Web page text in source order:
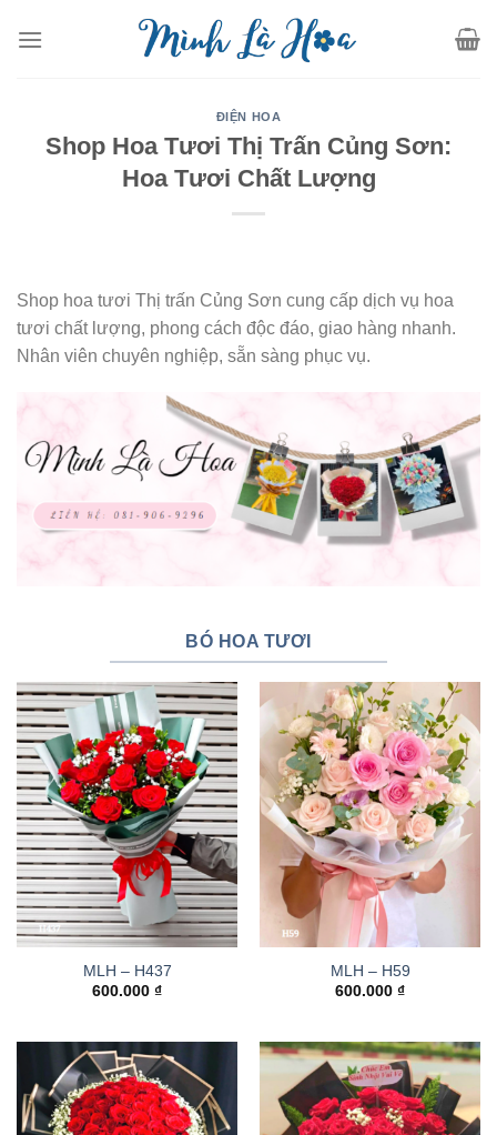
ĐIỆN HOA
Shop Hoa Tươi Thị Trấn Củng Sơn:
Hoa Tươi Chất Lượng
Shop hoa tươi Thị trấn Củng Sơn cung cấp dịch vụ hoa
tươi chất lượng, phong cách độc đáo, giao hàng nhanh.
Nhân viên chuyên nghiệp, sẵn sàng phục vụ.
BÓ HOA TƯƠI
MLH – H437
600.000 ₫
MLH – H59
600.000 ₫